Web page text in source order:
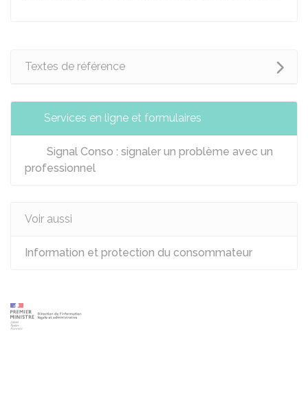
Textes de référence
Services en ligne et formulaires
Signal Conso : signaler un problème avec un
professionnel
Voir aussi
Information et protection du consommateur